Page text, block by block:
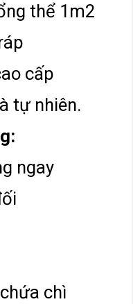
thể 1m2
cấp
tự nhiên.
ngay
chì